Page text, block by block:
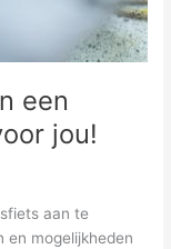
een
jou!
aan te
en mogelijkheden